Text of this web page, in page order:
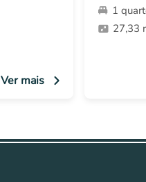
Ver mais
1
27,33